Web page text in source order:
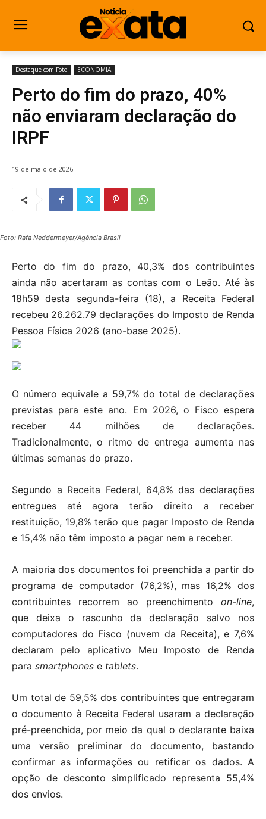
Destaque com Foto ECONOMIA
Perto do fim do prazo, 40%
não enviaram declaração do
IRPF
19 de maio de 2026
Foto: Rafa Neddermeyer/Agência Brasil
Perto do fim do prazo, 40,3% dos contribuintes
ainda não acertaram as contas com o Leão. Até às
18h59 desta segunda-feira (18), a Receita Federal
recebeu 26.262.79 declarações do Imposto de Renda
Pessoa Física 2026 (ano-base 2025).
O número equivale a 59,7% do total de declarações
previstas para este ano. Em 2026, o Fisco espera
receber 44 milhões de declarações.
Tradicionalmente, o ritmo de entrega aumenta nas
últimas semanas do prazo.
Segundo a Receita Federal, 64,8% das declarações
entregues até agora terão direito a receber
restituição, 19,8% terão que pagar Imposto de Renda
e 15,4% não têm imposto a pagar nem a receber.
A maioria dos documentos foi preenchida a partir do
programa de computador (76,2%), mas 16,2% dos
contribuintes recorrem ao preenchimento on-line,
que deixa o rascunho da declaração salvo nos
computadores do Fisco (nuvem da Receita), e 7,6%
declaram pelo aplicativo Meu Imposto de Renda
para smartphones e tablets.
Um total de 59,5% dos contribuintes que entregaram
o documento à Receita Federal usaram a declaração
pré-preenchida, por meio da qual o declarante baixa
uma versão preliminar do documento, bastando
confirmar as informações ou retificar os dados. A
opção de desconto simplificado representa 55,4%
dos envios.